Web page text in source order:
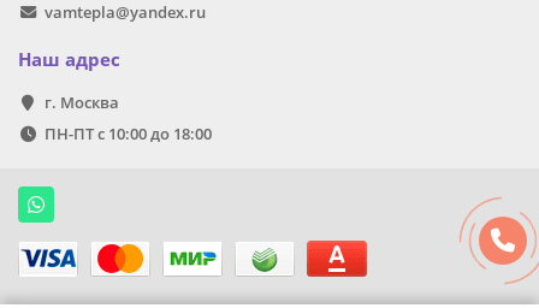
vamtepla@yandex.ru
Наш адрес
г. Москва
ПН-ПТ с 10:00 до 18:00